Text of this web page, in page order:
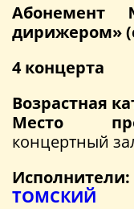
дирижером»
4 концерта
Возрастная
Место
концертный
Исполнители:
ТОМСКИЙ